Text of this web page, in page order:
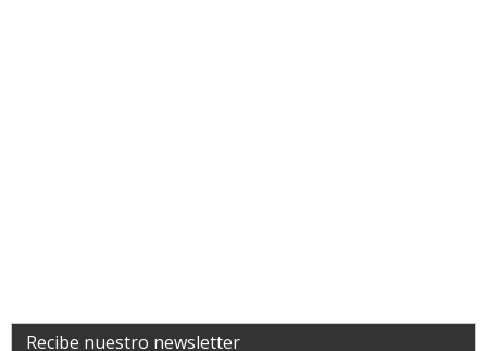
Recibe nuestro newsletter